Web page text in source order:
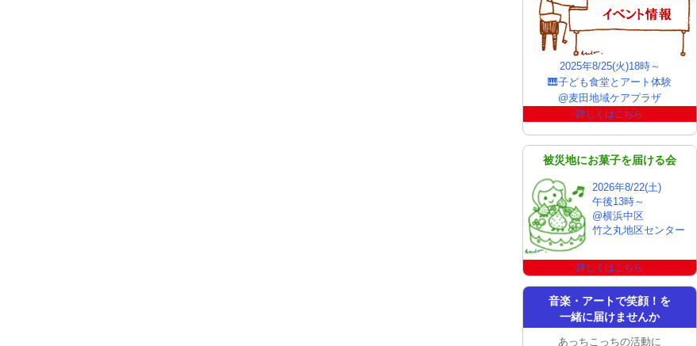
2025年8/25(火)18時～
🎹子ども食堂とアート体験
@麦田地域ケアプラザ
詳しくはこちら
被災地にお菓子を届ける会
2026年8/22(土)
午後13時～
@横浜中区
竹之丸地区センター
詳しくはこちら
音楽・アートで笑顔！を
一緒に届けませんか
あっちこっちの活動に